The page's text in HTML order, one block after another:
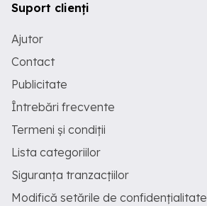
Suport clienți
Ajutor
Contact
Publicitate
Întrebări frecvente
Termeni și condiții
Lista categoriilor
Siguranța tranzacțiilor
Modifică setările de confidențialitate